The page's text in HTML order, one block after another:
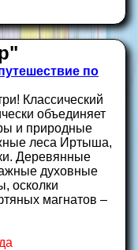
по
Классический
объединяет
и природные
леса Иртыша,
Деревянные
духовные
осколки
магнатов –